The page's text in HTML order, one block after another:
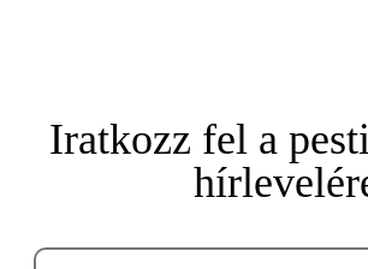
Iratkozz fel a